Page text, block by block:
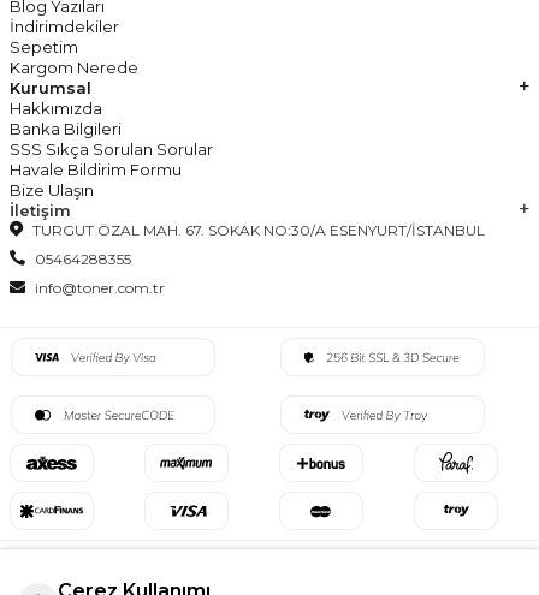
Blog Yazıları
İndirimdekiler
Sepetim
Kargom Nerede
Kurumsal
Hakkımızda
Banka Bilgileri
SSS Sıkça Sorulan Sorular
Havale Bildirim Formu
Bize Ulaşın
İletişim
TURGUT ÖZAL MAH. 67. SOKAK NO:30/A ESENYURT/İSTANBUL
05464288355
info@toner.com.tr